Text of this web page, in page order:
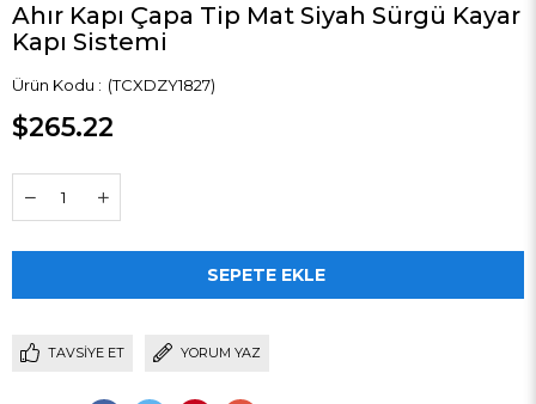
Ahır Kapı Çapa Tip Mat Siyah Sürgü Kayar
Kapı Sistemi
(TCXDZY1827)
$265.22
TAVSIYE ET YORUM YAZ